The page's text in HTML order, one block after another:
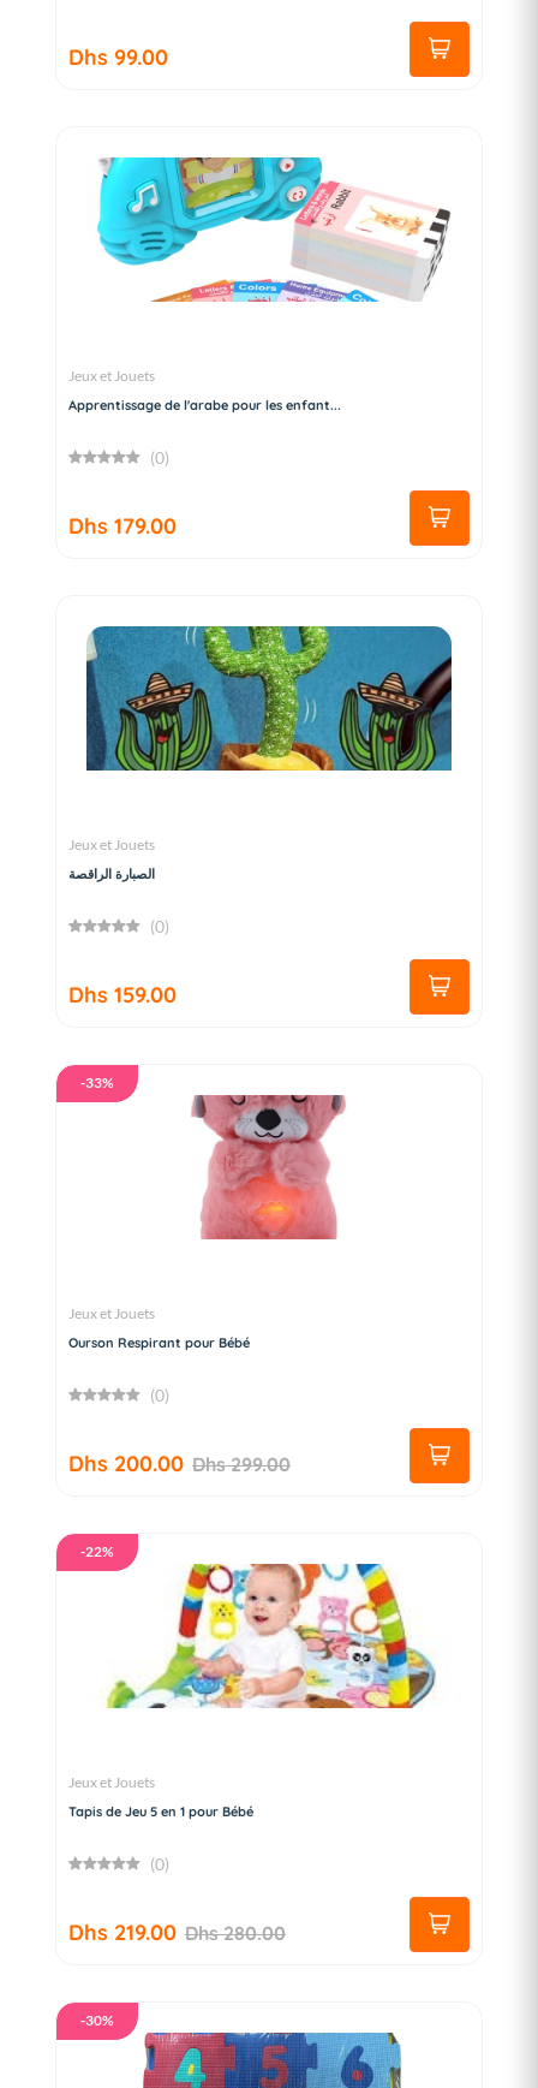
Dhs 99.00
Jeux et Jouets
Apprentissage de l'arabe pour les enfant...
(0)
Dhs 179.00
Jeux et Jouets
الصبارة الراقصة
(0)
Dhs 159.00
-33%
Jeux et Jouets
Ourson Respirant pour Bébé
(0)
Dhs 200.00 Dhs 299.00
-22%
Jeux et Jouets
Tapis de Jeu 5 en 1 pour Bébé
(0)
Dhs 219.00 Dhs 280.00
-30%